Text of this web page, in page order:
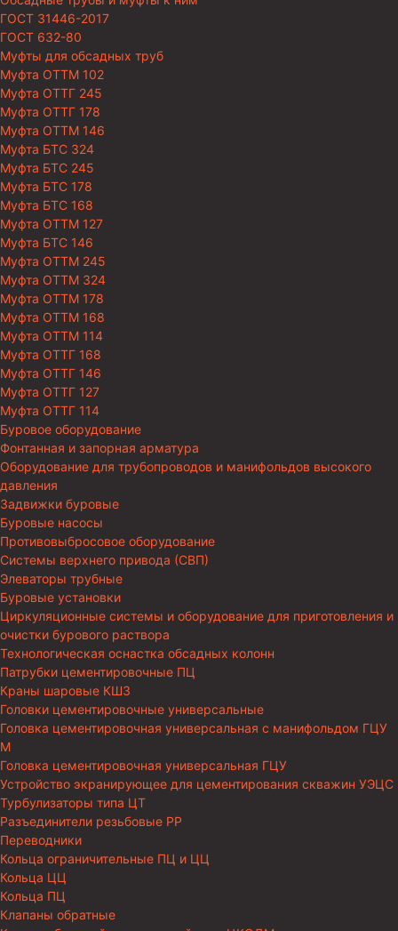
ГОСТ 31446-2017
ГОСТ 632-80
Муфты для обсадных труб
Муфта ОТТМ 102
Муфта ОТТГ 245
Муфта ОТТГ 178
Муфта ОТТМ 146
Муфта БТС 324
Муфта БТС 245
Муфта БТС 178
Муфта БТС 168
Муфта ОТТМ 127
Муфта БТС 146
Муфта ОТТМ 245
Муфта ОТТМ 324
Муфта ОТТМ 178
Муфта ОТТМ 168
Муфта ОТТМ 114
Муфта ОТТГ 168
Муфта ОТТГ 146
Муфта ОТТГ 127
Муфта ОТТГ 114
Буровое оборудование
Фонтанная и запорная арматура
Оборудование для трубопроводов и манифольдов высокого
давления
Задвижки буровые
Буровые насосы
Противовыбросовое оборудование
Системы верхнего привода (СВП)
Элеваторы трубные
Буровые установки
Циркуляционные системы и оборудование для приготовления и
очистки бурового раствора
Технологическая оснастка обсадных колонн
Патрубки цементировочные ПЦ
Краны шаровые КШЗ
Головки цементировочные универсальные
Головка цементировочная универсальная с манифольдом ГЦУ
М
Головка цементировочная универсальная ГЦУ
Устройство экранирующее для цементирования скважин УЭЦС
Турбулизаторы типа ЦТ
Разъединители резьбовые РР
Переводники
Кольца ограничительные ПЦ и ЦЦ
Кольца ЦЦ
Кольца ПЦ
Клапаны обратные